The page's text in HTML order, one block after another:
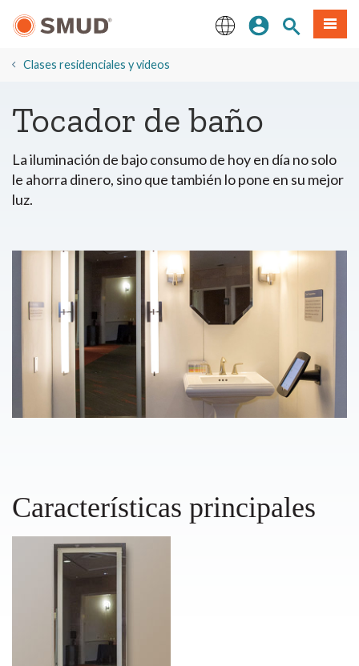
principal
Iniciar sesión
Buscar en
Menú
Clases residenciales y videos
Tocador de baño
La iluminación de bajo consumo de hoy en día no solo
le ahorra dinero, sino que también lo pone en su mejor
luz.
Características principales